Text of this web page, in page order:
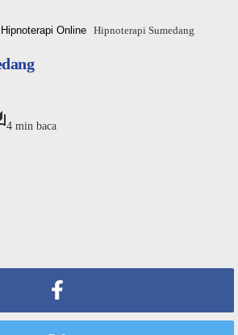
Hipnoterapi Online Hipnoterapi Sumedang
4 min baca